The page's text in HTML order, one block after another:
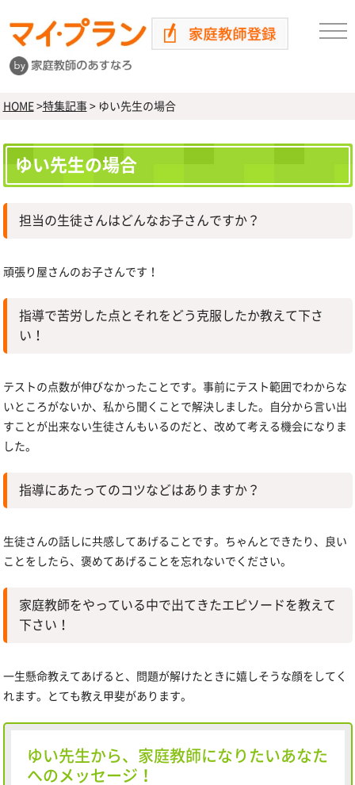
HOME>特集記事>ゆい先生の場合
ゆい先生の場合
担当の生徒さんはどんなお子さんですか？
頑張り屋さんのお子さんです！
指導で苦労した点とそれをどう克服したか教えて下さ
い！
テストの点数が伸びなかったことです。事前にテスト範囲でわからな
いところがないか、私から聞くことで解決しました。自分から言い出
すことが出来ない生徒さんもいるのだと、改めて考える機会になりま
した。
指導にあたってのコツなどはありますか？
生徒さんの話しに共感してあげることです。ちゃんとできたり、良い
ことをしたら、褒めてあげることを忘れないでください。
家庭教師をやっている中で出てきたエピソードを教えて
下さい！
一生懸命教えてあげると、問題が解けたときに嬉しそうな顔をしてく
れます。とても教え甲斐があります。
ゆい先生から、家庭教師になりたいあなた
へのメッセージ！